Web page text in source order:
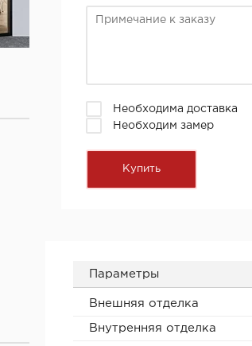
Необходима доставка
Необходим замер
Параметры
Внешняя отделка
Внутренняя отделка